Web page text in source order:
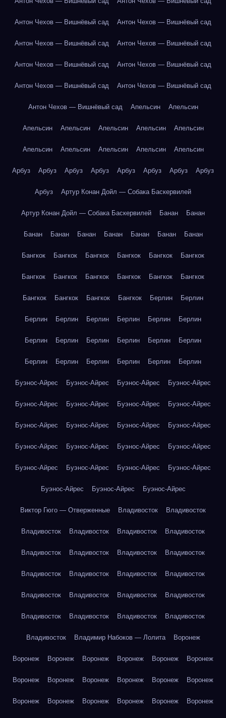
Антон Чехов — Вишнёвый сад Антон Чехов — Вишнёвый сад
Антон Чехов — Вишнёвый сад Антон Чехов — Вишнёвый сад
Антон Чехов — Вишнёвый сад Антон Чехов — Вишнёвый сад
Антон Чехов — Вишнёвый сад Антон Чехов — Вишнёвый сад
Антон Чехов — Вишнёвый сад Апельсин Апельсин
Апельсин Апельсин Апельсин Апельсин Апельсин
Апельсин Апельсин Апельсин Апельсин Апельсин
Арбуз Арбуз Арбуз Арбуз Арбуз Арбуз Арбуз Арбуз
Арбуз Артур Конан Дойл — Собака Баскервилей
Артур Конан Дойл — Собака Баскервилей Банан Банан
Банан Банан Банан Банан Банан Банан Банан
Бангкок Бангкок Бангкок Бангкок Бангкок Бангкок
Бангкок Бангкок Бангкок Бангкок Бангкок Бангкок
Бангкок Бангкок Бангкок Бангкок Берлин Берлин
Берлин Берлин Берлин Берлин Берлин Берлин
Берлин Берлин Берлин Берлин Берлин Берлин
Берлин Берлин Берлин Берлин Берлин Берлин
Буэнос-Айрес Буэнос-Айрес Буэнос-Айрес Буэнос-Айрес
Буэнос-Айрес Буэнос-Айрес Буэнос-Айрес Буэнос-Айрес
Буэнос-Айрес Буэнос-Айрес Буэнос-Айрес Буэнос-Айрес
Буэнос-Айрес Буэнос-Айрес Буэнос-Айрес Буэнос-Айрес
Буэнос-Айрес Буэнос-Айрес Буэнос-Айрес Буэнос-Айрес
Буэнос-Айрес Буэнос-Айрес Буэнос-Айрес
Виктор Гюго — Отверженные Владивосток Владивосток
Владивосток Владивосток Владивосток Владивосток
Владивосток Владивосток Владивосток Владивосток
Владивосток Владивосток Владивосток Владивосток
Владивосток Владивосток Владивосток Владивосток
Владивосток Владивосток Владивосток Владивосток
Владивосток Владимир Набоков — Лолита Воронеж
Воронеж Воронеж Воронеж Воронеж Воронеж Воронеж
Воронеж Воронеж Воронеж Воронеж Воронеж Воронеж
Воронеж Воронеж Воронеж Воронеж Воронеж Воронеж